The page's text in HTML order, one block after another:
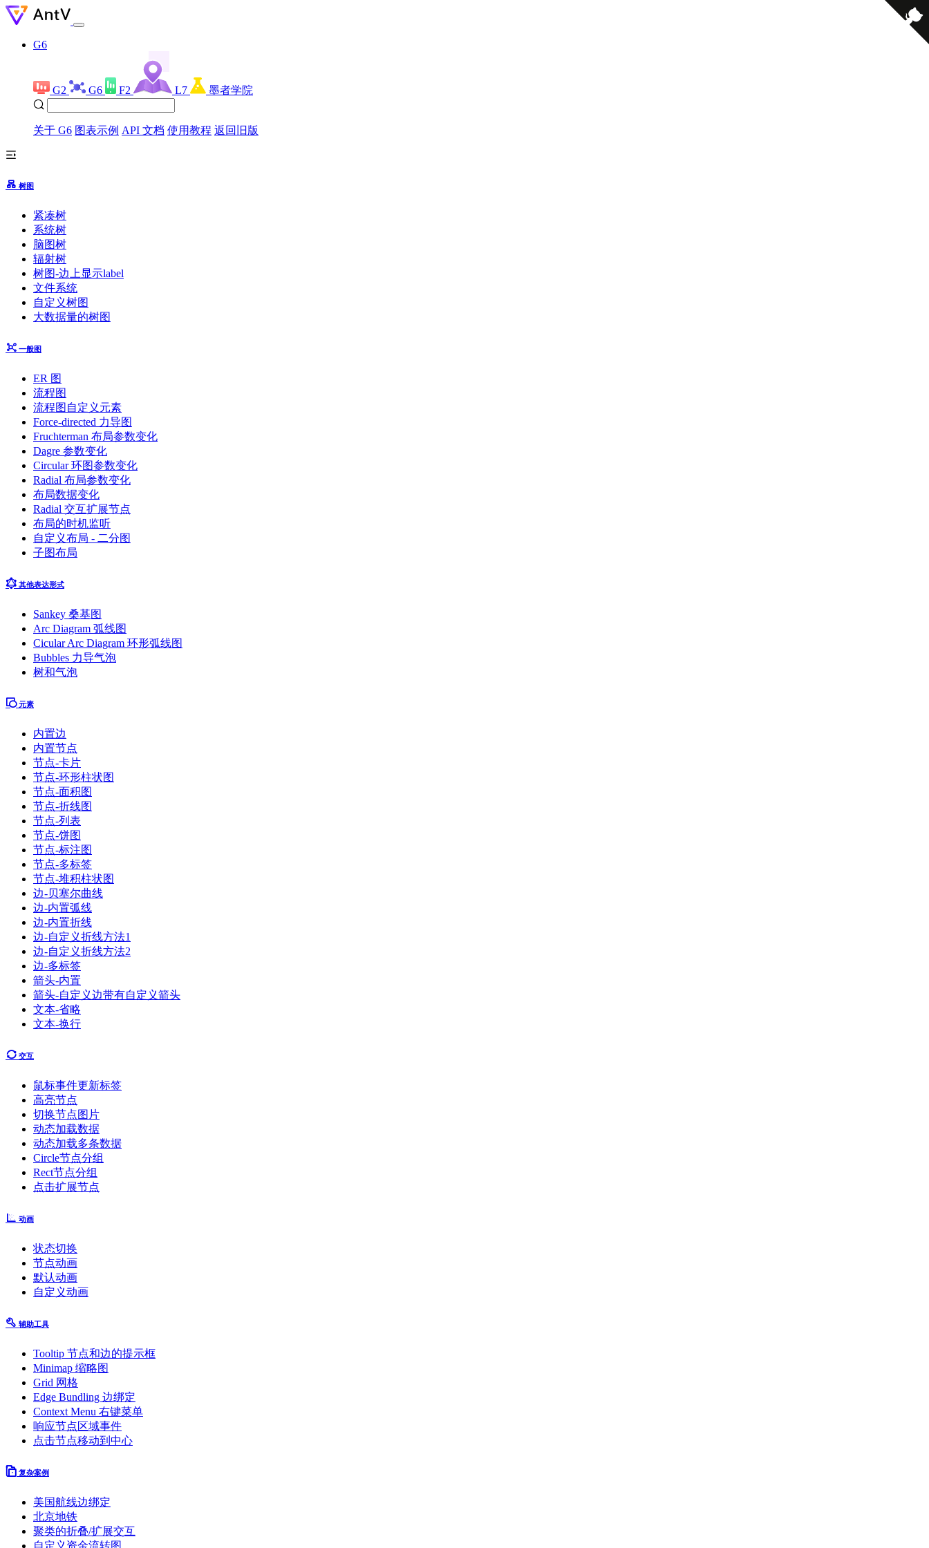
G6
G2 G6 F2 L7 墨者学院
关于 G6 图表示例 API 文档 使用教程 返回旧版
树图
紧凑树
系统树
脑图树
辐射树
树图-边上显示label
文件系统
自定义树图
大数据量的树图
一般图
ER 图
流程图
流程图自定义元素
Force-directed 力导图
Fruchterman 布局参数变化
Dagre 参数变化
Circular 环图参数变化
Radial 布局参数变化
布局数据变化
Radial 交互扩展节点
布局的时机监听
自定义布局 - 二分图
子图布局
其他表达形式
Sankey 桑基图
Arc Diagram 弧线图
Cicular Arc Diagram 环形弧线图
Bubbles 力导气泡
树和气泡
元素
内置边
内置节点
节点-卡片
节点-环形柱状图
节点-面积图
节点-折线图
节点-列表
节点-饼图
节点-标注图
节点-多标签
节点-堆积柱状图
边-贝塞尔曲线
边-内置弧线
边-内置折线
边-自定义折线方法1
边-自定义折线方法2
边-多标签
箭头-内置
箭头-自定义边带有自定义箭头
文本-省略
文本-换行
交互
鼠标事件更新标签
高亮节点
切换节点图片
动态加载数据
动态加载多条数据
Circle节点分组
Rect节点分组
点击扩展节点
动画
状态切换
节点动画
默认动画
自定义动画
辅助工具
Tooltip 节点和边的提示框
Minimap 缩略图
Grid 网格
Edge Bundling 边绑定
Context Menu 右键菜单
响应节点区域事件
点击节点移动到中心
复杂案例
美国航线边绑定
北京地铁
聚类的折叠/扩展交互
自定义资金流转图